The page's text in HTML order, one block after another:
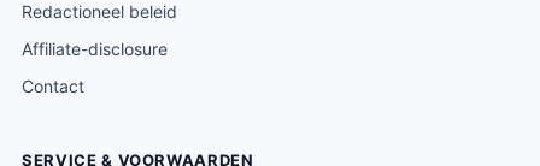
Redactioneel beleid
Affiliate-disclosure
Contact
SERVICE & VOORWAARDEN